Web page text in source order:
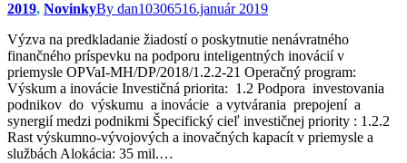
2019, NovinkyBy dan10306516.január 2019
Výzva na predkladanie žiadostí o poskytnutie nenávratného
finančného príspevku na podporu inteligentných inovácií v
priemysle OPVaI-MH/DP/2018/1.2.2-21 Operačný program:
Výskum a inovácie Investičná priorita: 1.2 Podpora investovania
podnikov do výskumu a inovácie a vytvárania prepojení a
synergií medzi podnikmi Špecifický cieľ investičnej priority : 1.2.2
Rast výskumno-vývojových a inovačných kapacít v priemysle a
službách Alokácia: 35 mil.…